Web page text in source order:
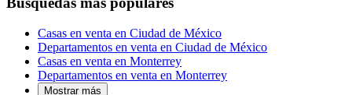
Casas en venta en Ciudad de México
Departamentos en venta en Ciudad de México
Casas en venta en Monterrey
Departamentos en venta en Monterrey
Mostrar más